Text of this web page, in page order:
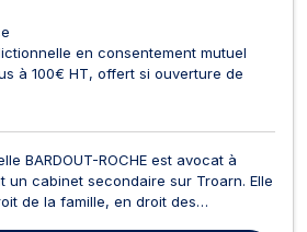
en consentement mutuel
à 100€ HT, offert si ouverture de
BARDOUT-ROCHE est avocat à
un cabinet secondaire sur Troarn. Elle
de la famille, en droit des